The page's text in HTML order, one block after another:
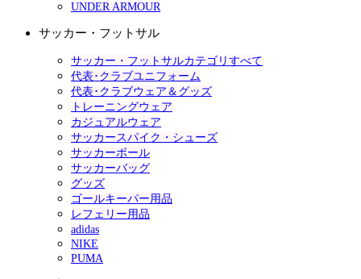
UNDER ARMOUR
サッカー・フットサル
サッカー・フットサルカテゴリすべて
代表･クラブユニフォーム
代表･クラブウェア＆グッズ
トレーニングウェア
カジュアルウェア
サッカースパイク・シューズ
サッカーボール
サッカーバッグ
グッズ
ゴールキーパー用品
レフェリー用品
adidas
NIKE
PUMA